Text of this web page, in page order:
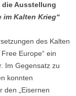
die Ausstellung
im Kalten Krieg“
des Kalten
Europe“ ein
Im Gegensatz zu
konnten
den „Eisernen